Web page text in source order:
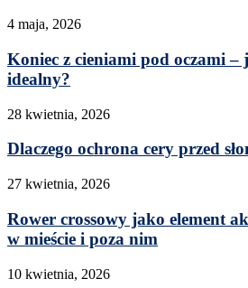
4 maja, 2026
Koniec z cieniami pod oczami
idealny?
28 kwietnia, 2026
Dlaczego ochrona cery przed
27 kwietnia, 2026
Rower crossowy jako element
w mieście i poza nim
10 kwietnia, 2026